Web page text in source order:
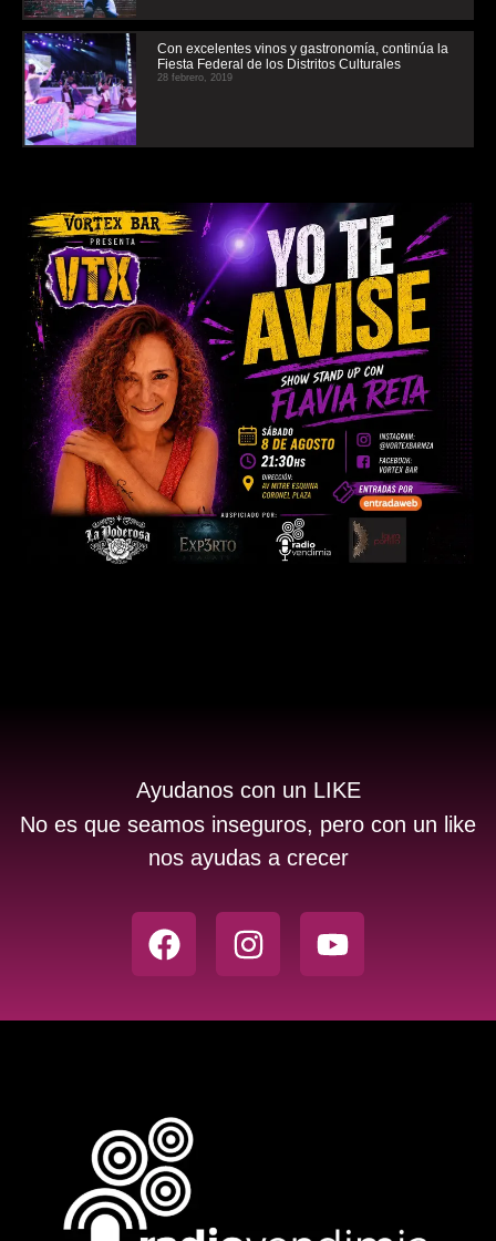
Con excelentes vinos y gastronomía, continúa la
Fiesta Federal de los Distritos Culturales
28 febrero, 2019
Ayudanos con un LIKE
No es que seamos inseguros, pero con un like
nos ayudas a crecer